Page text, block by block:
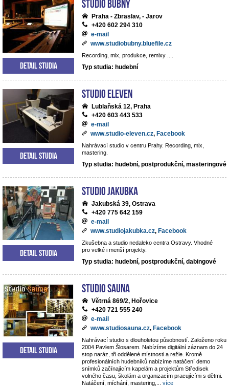
Studio BUBNY
Praha - Zbraslav, - Jarov
+420 602 294 310
e-mail
www.studiobubny.bluefile.cz
Recording, mix, produkce, remixy ....
Typ studia: hudební
Detail studia
Studio Eleven
Lublaňská 12, Praha
+420 603 443 533
e-mail
www.studio-eleven.cz, Facebook
Nahrávací studio v centru Prahy. Recording, mix,
mastering.
Typ studia: hudební, postprodukční, masteringové
Detail studia
Studio Jakubka
Jakubská 39, Ostrava
+420 775 642 159
e-mail
www.studiojakubka.cz, Facebook
Zkušebna a studio nedaleko centra Ostravy. Vhodné
pro velké i menší projekty.
Typ studia: hudební, postprodukční, dabingové
Detail studia
Studio Sauna
Větrná 869/2, Hořovice
+420 721 555 240
e-mail
www.studiosauna.cz, Facebook
Nahrávací studio s dlouholetou působností. Založeno roku
2004 Pavlem Šlosarem. Nabízíme digitální záznam do 24
stop naráz, tři oddělené místnosti a režie. Kromě
profesionálních hudebníků nabízíme natáčení demo
snímků začínajícím kapelám a projektům Středisek
volného času, školám a organizacím pracujícími s dětmi.
Natáčení, míchání, mastering,
více
Detail studia